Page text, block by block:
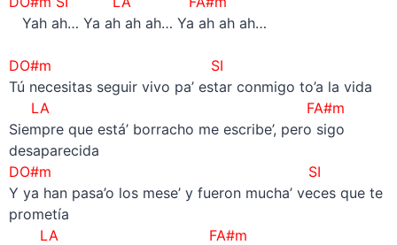
Yah ah… Ya ah ah ah… Ya ah ah ah…
DO#m SI
Tú necesitas seguir vivo pa’ estar conmigo to’a la vida
LA FA#m
Siempre que está’ borracho me escribe’, pero sigo
desaparecida
DO#m SI
Y ya han pasa’o los mese’ y fueron mucha’ veces que te
prometía
LA FA#m